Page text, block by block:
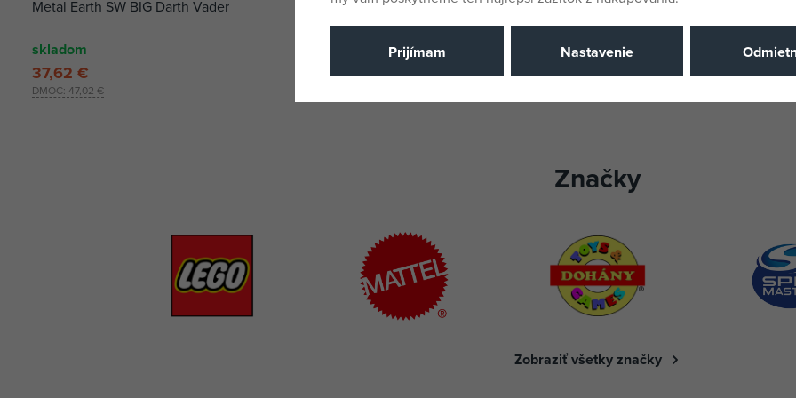
Metal Earth SW BIG Darth Vader
skladom
DMOC: 47,02 €
37,62 €
Značky
Zobraziť všetky značky
Prijímam Nastavenie